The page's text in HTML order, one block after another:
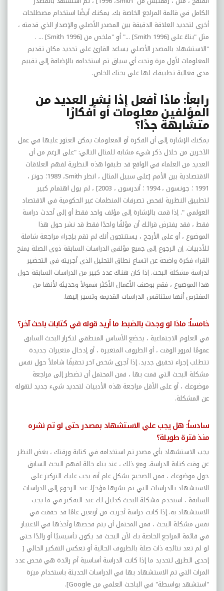
الكامل في قائمة المراجع الخاصة بك. يمكنك أيضًا استخدام مصطلحات
أخرى لتحديد العلاقة الدقيقة بين المصدر الأصلي والإصدار الذي قدمته ،
مثل "بناءً على Smith 1996]] ..." أو "ملخص من Smith 1996]
] ... .
"الاستشهاد بالمصدر الأصلي يساعد القارئ على تحديد مكان تقديم
المعلومات لأول مرة وتحت أي سياق تم استخدامه بالإضافة إلى تقييم
مدى فعالية تطبيقك لها على بحثك الخاص.
رابعاً: ماذا أفعل إذا نشر العديد من
المؤلفين معلومات أو أفكارًا
متشابهة جدًا؟
يمكنك الإشارة إلى أن الفكرة أو المعلومات يمكن العثور عليها في عمل
الآخرين من خلال ذكر شيء مشابه للمثال التالي: "على الرغم من أن
العديد من العلماء في الواقع قد طبقوا هذه النظرية لفهم العلاقات
الاقتصادية بين الأمم [على سبيل المثال ، انظرSmith، 1989؛ جونز ،
1991 ؛ جونسون ، 1994 ؛ أندرسون ، 2003] ، لم يول اهتمام كبير
لتطبيق النظرية لفحص تصرفات المنظمات غير الحكومية في الاقتصاد
العولمي ". إذا قمت بالإشارة إلى مؤلف واحد فقط أو إلى أحدث دراسة
فقط ، فقد يفترض قرائك أن مؤلفًا واحدًا فقط قد نشر حول هذا
الموضوع ، أو على الأرجح ، يستنتجون أنك لم تقم بإجراء مراجعة شاملة
للأدبيات. إن الرجوع إلى جميع مؤلفي الدراسات السابقة ذوي الصلة يمنح
القراء فكرة واضحة عن اتساع نطاق التحليل الذي أجريته في التحضير
لدراسة مشكلة البحث. إذا كان هناك عدد كبير من الدراسات السابقة حول
هذا الموضوع ، فقم بوصف الأعمال الأكثر شمولاً وحديثة لأنها من
المفترض أنها ستناقش الدراسات القديمة وتشير إليها.
خامساً: ماذا لو وجدت بالضبط ما أريد قوله في كتابات باحث آخر؟
في العلوم الاجتماعية ، يخضع الأساس المنطقي لتكرار البحث السابق
عمومًا لمرور الوقت ، أو الظروف المتغيرة ، أو إدخال متغيرات جديدة
تتطلب إجراء تحقيق جديد. إذا أجرى شخص آخر تحقيقًا شاملاً حول نفس
مشكلة البحث التي قمت بها ، فمن المحتمل أن تضطر إلى مراجعة
موضوعك ، أو على الأقل مراجعة هذه الأدبيات لتحديد شيء جديد لتقوله
عن المشكلة.
سادساً: هل يجب علي الاستشهاد بمصدر حتى لو تم نشره
منذ فترة طويلة؟
يجب الاستشهاد بأي مصدر تم استخدامه في كتابة ورقتك ، بغض النظر
عن وقت كتابة الدراسة. ومع ذلك ، عند بناء حالة لفهم البحث السابق
حول موضوعك ، فمن الصحيح بشكل عام أنه يجب عليك التركيز على
الاستشهاد بالدراسات التي تم نشرها مؤخرًا. عند الرجوع إلى الدراسات
السابقة ، استخدم مشكلة البحث كدليل لك عند التفكير في ما يجب
الاستشهاد به. إذا كانت دراسة أجريت من أربعين عامًا قد حققت في
نفس مشكلة البحث ، فمن المحتمل أن يتم فحصها وأخذها في الاعتبار
في قائمة المراجع الخاصة بك لأن البحث قد يكون تأسيسيًا أو رائدًا حتى
لو لم تعد نتائجه ذات صلة بالظروف الحالية أو تعكس التفكير الحالي [
إحدى الطرق لتحديد ما إذا كانت الدراسة أساسية أم رائدة هي فحص عدد
المرات التي تم الاستشهاد بها في الدراسات الحديثة باستخدام ميزة
"استشهد بواسطة" في الباحث العلمي من Google
].